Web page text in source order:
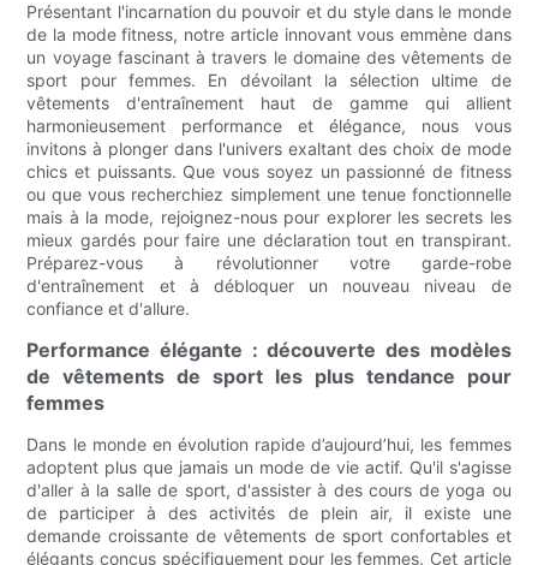
Présentant l'incarnation du pouvoir et du style dans le monde
de la mode fitness, notre article innovant vous emmène dans
un voyage fascinant à travers le domaine des vêtements de
sport pour femmes. En dévoilant la sélection ultime de
vêtements d'entraînement haut de gamme qui allient
harmonieusement performance et élégance, nous vous
invitons à plonger dans l'univers exaltant des choix de mode
chics et puissants. Que vous soyez un passionné de fitness
ou que vous recherchiez simplement une tenue fonctionnelle
mais à la mode, rejoignez-nous pour explorer les secrets les
mieux gardés pour faire une déclaration tout en transpirant.
Préparez-vous à révolutionner votre garde-robe
d'entraînement et à débloquer un nouveau niveau de
confiance et d'allure.
Performance élégante : découverte des modèles
de vêtements de sport les plus tendance pour
femmes
Dans le monde en évolution rapide d’aujourd’hui, les femmes
adoptent plus que jamais un mode de vie actif. Qu'il s'agisse
d'aller à la salle de sport, d'assister à des cours de yoga ou
de participer à des activités de plein air, il existe une
demande croissante de vêtements de sport confortables et
élégants conçus spécifiquement pour les femmes. Cet article